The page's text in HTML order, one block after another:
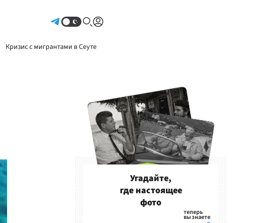
Кризис с мигрантами в Сеуте
Угадайте,
где настоящее
фото